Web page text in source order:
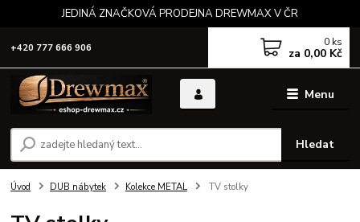
JEDINÁ ZNAČKOVÁ PRODEJNA DREWMAX V ČR
Menu
Hledat
+420 777 666 906 0 ks
za 0,00 Kč
Úvod DUB nábytek Kolekce METAL TV stolky